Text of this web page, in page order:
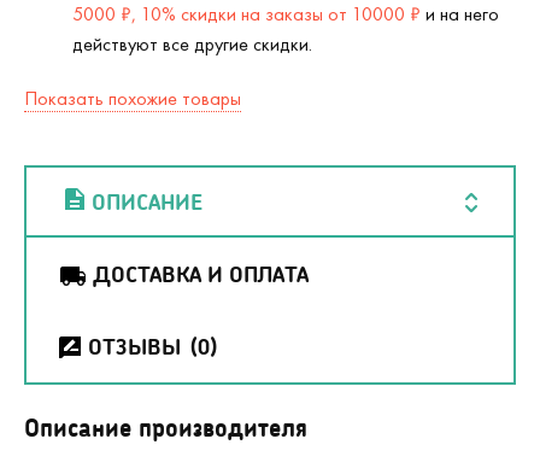
5000 ₽, 10% скидки на заказы от 10000 ₽ и на него
действуют все другие скидки.
Показать похожие товары
ОПИСАНИЕ
ДОСТАВКА И ОПЛАТА
ОТЗЫВЫ (0)
Описание производителя